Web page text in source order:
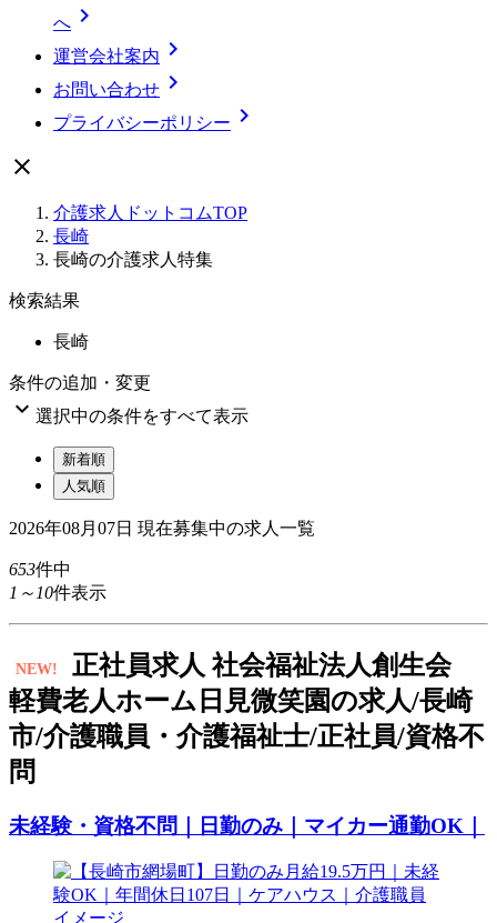
へ 
運営会社案内 
お問い合わせ 
プライバシーポリシー 

介護求人ドットコムTOP
長崎
長崎の介護求人特集
検索結果
長崎
条件の追加・変更
 選択中の条件をすべて表示
新着順
人気順
2026年08月07日 現在募集中の求人一覧
653件中
1～10件表示
NEW! 正社員求人 社会福祉法人創生会
軽費老人ホーム日見微笑園の求人/長崎
市/介護職員・介護福祉士/正社員/資格不
問
未経験・資格不問｜日勤のみ｜マイカー通勤OK｜